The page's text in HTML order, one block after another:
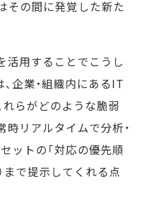
その間に発覚した新た
用することでこうし
企業・組織内にあるIT
らがどのような脆弱
リアルタイムで分析・
ットの「対応の優先順
まで提示してくれる点